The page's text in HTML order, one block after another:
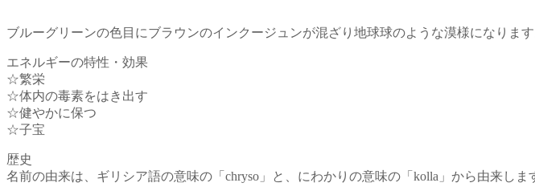
ブルーグリーンの色目にブラウンのインクージュンが混ざり地球球のような漠様になります
エネルギーの特性・効果
☆繁栄
☆体内の毒素をはき出す
☆健やかに保つ
☆子宝
歴史
名前の由来は、ギリシア語の意味の「chryso」と、にわかりの意味の「kolla」から由来しま